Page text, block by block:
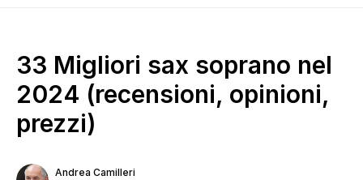
33 Migliori sax soprano nel
2024 (recensioni, opinioni,
prezzi)
Andrea Camilleri